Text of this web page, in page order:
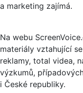
a marketing zajímá.
Na webu
materiály vztahující
reklamy, total videa,
výzkumů,
i České republiky.